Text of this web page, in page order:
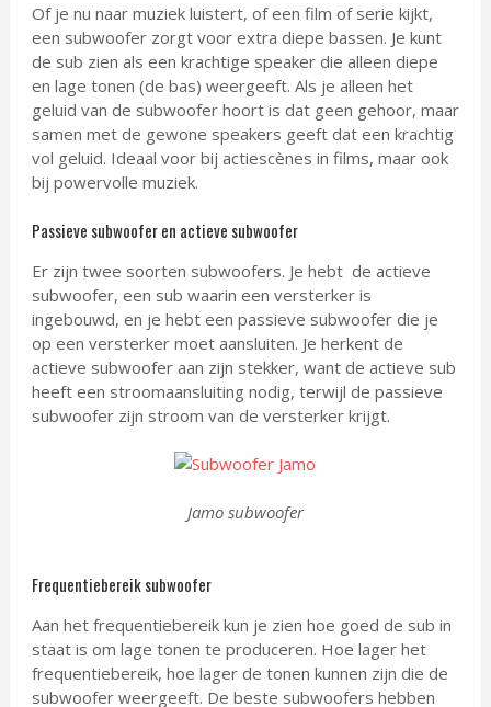
Of je nu naar muziek luistert, of een film of serie kijkt,
een subwoofer zorgt voor extra diepe bassen. Je kunt
de sub zien als een krachtige speaker die alleen diepe
en lage tonen (de bas) weergeeft. Als je alleen het
geluid van de subwoofer hoort is dat geen gehoor, maar
samen met de gewone speakers geeft dat een krachtig
vol geluid. Ideaal voor bij actiescènes in films, maar ook
bij powervolle muziek.
Passieve subwoofer en actieve subwoofer
Er zijn twee soorten subwoofers. Je hebt de actieve
subwoofer, een sub waarin een versterker is
ingebouwd, en je hebt een passieve subwoofer die je
op een versterker moet aansluiten. Je herkent de
actieve subwoofer aan zijn stekker, want de actieve sub
heeft een stroomaansluiting nodig, terwijl de passieve
subwoofer zijn stroom van de versterker krijgt.
Jamo subwoofer
Frequentiebereik subwoofer
Aan het frequentiebereik kun je zien hoe goed de sub in
staat is om lage tonen te produceren. Hoe lager het
frequentiebereik, hoe lager de tonen kunnen zijn die de
subwoofer weergeeft. De beste subwoofers hebben